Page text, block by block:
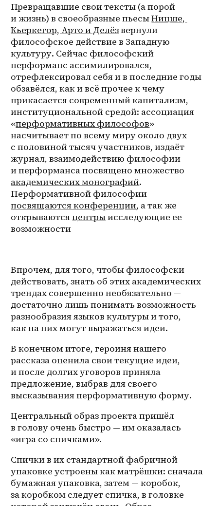
Превращавшие свои тексты (а порой
и жизнь) в своеобразные пьесы Ницше,
Кьеркегор, Арто и Делёз вернули
философское действие в Западную
культуру. Сейчас философский
перформанс ассимилировался,
отрефлексировал себя и в последние годы
обзавёлся, как и всё прочее к чему
прикасается современный капитализм,
институциональной средой: ассоциация
«перформативных философов»
насчитывает по всему миру около двух
с половиной тысяч участников, издаёт
журнал, взаимодействию философии
академических монографий.
посвящаются конференции, а так же
открываются центры исследующие ее
возможности
Впрочем, для того, чтобы философски
действовать, знать об этих академических
трендах совершенно необязательно —
достаточно лишь понимать возможность
разнообразия языков культуры и того,
как на них могут выражаться идеи.
В конечном итоге, героиня нашего
рассказа оценила свои текущие идеи,
и после долгих уговоров приняла
предложение, выбрав для своего
высказывания перформативную форму.
Центральный образ проекта пришёл
в голову очень быстро — им оказалась
«игра со спичками».
Спички в их стандартной фабричной
упаковке устроены как матрёшки: сначала
бумажная упаковка, затем — коробок,
за коробком следует спичка, в головке